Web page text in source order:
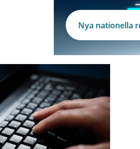
Nya nationella